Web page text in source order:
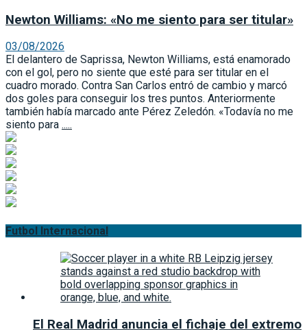
Newton Williams: «No me siento para ser titular»
03/08/2026
El delantero de Saprissa, Newton Williams, está enamorado
con el gol, pero no siente que esté para ser titular en el
cuadro morado. Contra San Carlos entró de cambio y marcó
dos goles para conseguir los tres puntos. Anteriormente
también había marcado ante Pérez Zeledón. «Todavía no me
siento para .....
Futbol Internacional
El Real Madrid anuncia el fichaje del extremo